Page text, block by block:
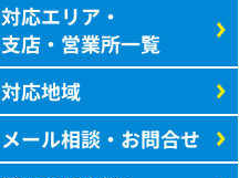
対応エリア・
支店・営業所一覧
対応地域
メール相談・お問合せ